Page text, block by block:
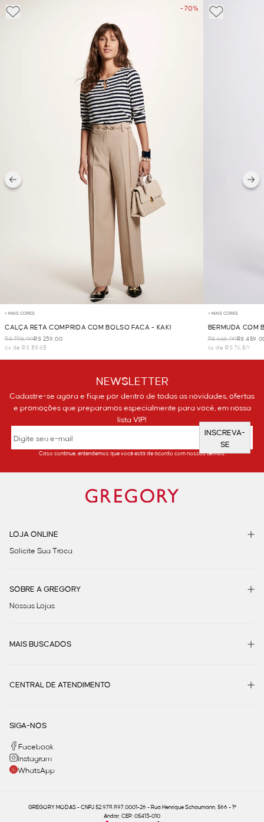
- 70%
+ MAIS CORES
CALÇA RETA COMPRIDA COM BOLSO FACA - KAKI
R$ 798,00R$ 239,00
6x de R$ 39,83
+ MAIS CORES
BERMUDA COM
R$ 668,00R$
6x de R$ 76,50
NEWSLETTER
Cadastre-se agora e fique por dentro de todas as novidades, ofertas
e promoções que preparamos especialmente para você, em nossa
lista VIP!
INSCREVA-
SE
Caso continue, entendemos que você está de acordo com nossos termos.
LOJA ONLINE
Solicite Sua Troca
SOBRE A GREGORY
Nossas Lojas
MAIS BUSCADOS
CENTRAL DE ATENDIMENTO
SIGA-NOS
Facebook
Instagram
WhatsApp
GREGORY MODAS - CNPJ 52.978.897.0001-26 - Rua Henrique Schaumann, 566 - 1º
Andar, CEP: 05413-010